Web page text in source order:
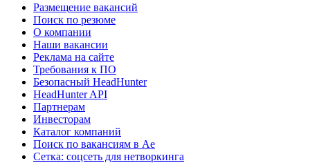
Размещение вакансий
Поиск по резюме
О компании
Наши вакансии
Реклама на сайте
Требования к ПО
Безопасный HeadHunter
HeadHunter API
Партнерам
Инвесторам
Каталог компаний
Поиск по вакансиям в Ае
Сетка: соцсеть для нетворкинга